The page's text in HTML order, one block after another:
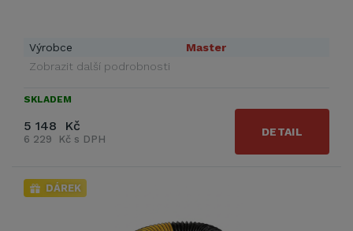
Výrobce
Master
Zobrazit další podrobnosti
SKLADEM
5 148 Kč
6 229 Kč s DPH
DETAIL
DÁREK